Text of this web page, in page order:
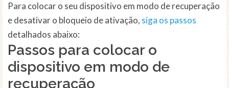
Para colocar o seu dispositivo em modo de recuperação
e desativar o bloqueio de ativação, siga os passos
detalhados abaixo:
Passos para colocar o
dispositivo em modo de
recuperação